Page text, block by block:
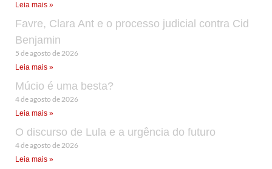
Leia mais »
Favre, Clara Ant e o processo judicial contra Cid
Benjamin
5 de agosto de 2026
Leia mais »
Múcio é uma besta?
4 de agosto de 2026
Leia mais »
O discurso de Lula e a urgência do futuro
4 de agosto de 2026
Leia mais »